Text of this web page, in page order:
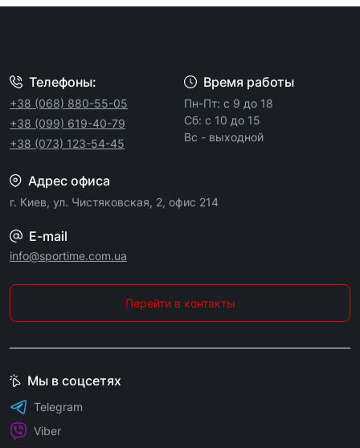
Телефоны:
+38 (068) 880-55-05
+38 (099) 619-40-79
+38 (073) 123-54-45
Время работы
Пн-Пт: с 9 до 18
Сб: с 10 до 15
Вс - выходной
Адрес офиса
г. Киев, ул. Чистяковская, 2, офис 214
E-mail
info@sportime.com.ua
Перейти в контакты
Мы в соцсетях
Telegram
Viber